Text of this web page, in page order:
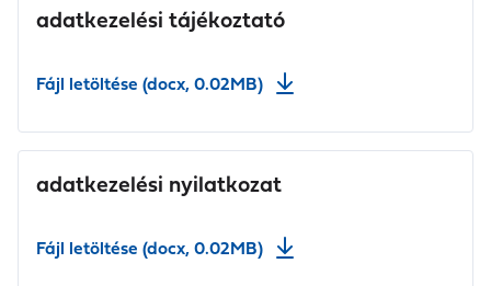
adatkezelési tájékoztató
Fájl letöltése (docx, 0.02MB)
adatkezelési nyilatkozat
Fájl letöltése (docx, 0.02MB)